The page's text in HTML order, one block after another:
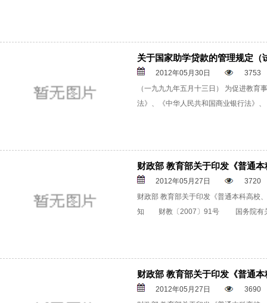
关于国家助学贷款的管理规定（
2012年05月30日
3753
（一九九九年五月十三日） 为促进教
法》、《中华人民共和国商业银行法》
财政部 教育部关于印发《普通
2012年05月27日
3720
财政部 教育部关于印发《普通本科高校
知 财教〔2007〕91号 国务院有关
财政部 教育部关于印发《普通
2012年05月27日
3690